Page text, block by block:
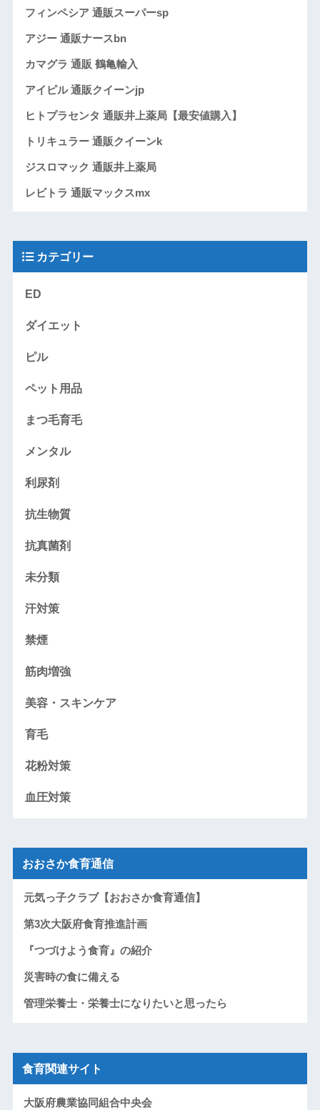
フィンペシア 通販スーパーsp
アジー 通販ナースbn
カマグラ 通販 鶴亀輸入
アイピル 通販クイーンjp
ヒトプラセンタ 通販井上薬局【最安値購入】
トリキュラー 通販クイーンk
ジスロマック 通販井上薬局
レビトラ 通販マックスmx
カテゴリー
ED
ダイエット
ピル
ペット用品
まつ毛育毛
メンタル
利尿剤
抗生物質
抗真菌剤
未分類
汗対策
禁煙
筋肉増強
美容・スキンケア
育毛
花粉対策
血圧対策
おおさか食育通信
元気っ子クラブ【おおさか食育通信】
第3次大阪府食育推進計画
『つづけよう食育』の紹介
災害時の食に備える
管理栄養士・栄養士になりたいと思ったら
食育関連サイト
大阪府農業協同組合中央会